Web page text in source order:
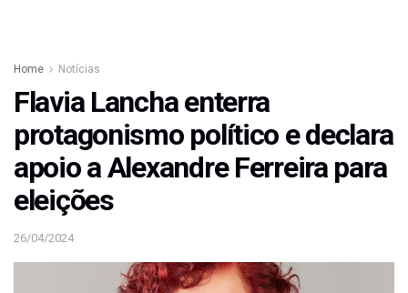
Home Notícias
Flavia Lancha enterra
protagonismo político e declara
apoio a Alexandre Ferreira para
eleições
26/04/2024